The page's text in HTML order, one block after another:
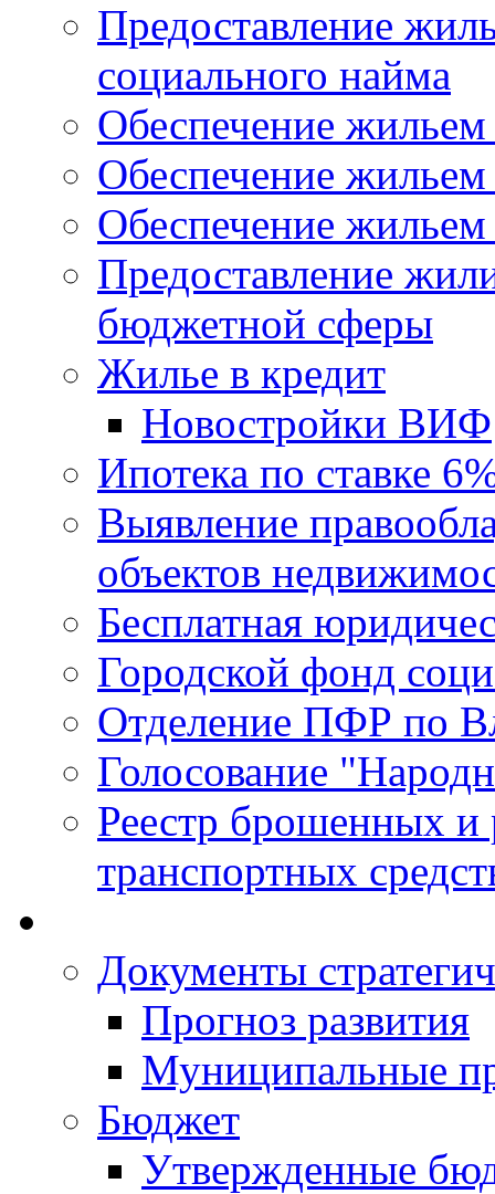
Предоставление
социального найма
Обеспечение
Обеспечение
Обеспечение жильем
Предоставление
бюджетной сферы
Жилье в кредит
Новостройки ВИФ
Ипотека по ставке
Выявление
объектов
Бесплатная
Городской фонд
Отделение ПФР по
Голосование
Реестр брошенных и
транспортных
Документы
Прогноз развития
Муниципальные
Бюджет
Утвержденные